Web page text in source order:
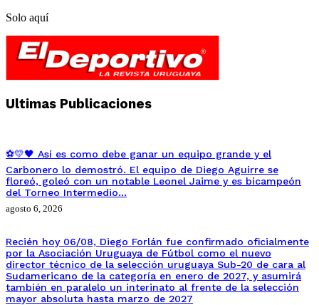
Solo aquí
Ultimas Publicaciones
⚽💛🖤 Así es como debe ganar un equipo grande y el
Carbonero lo demostró. El equipo de Diego Aguirre se
floreó, goleó con un notable Leonel Jaime y es bicampeón
del Torneo Intermedio…
agosto 6, 2026
Recién hoy 06/08, Diego Forlán fue confirmado oficialmente
por la Asociación Uruguaya de Fútbol como el nuevo
director técnico de la selección uruguaya Sub-20 de cara al
Sudamericano de la categoría en enero de 2027, y asumirá
también en paralelo un interinato al frente de la selección
mayor absoluta hasta marzo de 2027